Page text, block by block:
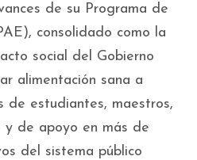
de su Programa de
consolidado como la
social del Gobierno
alimentación sana a
de estudiantes, maestros,
y de apoyo en más de
del sistema público